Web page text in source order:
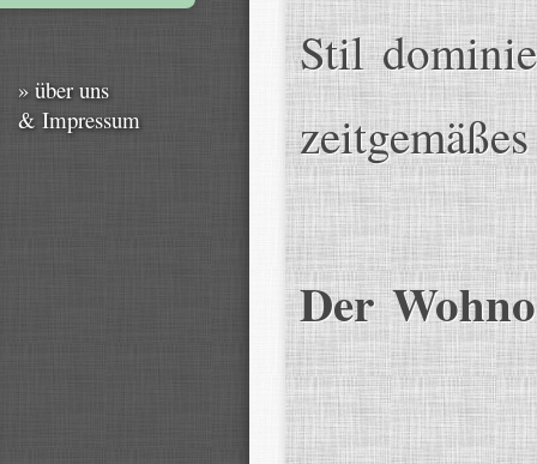
» über uns
& Impressum
Stil
Der